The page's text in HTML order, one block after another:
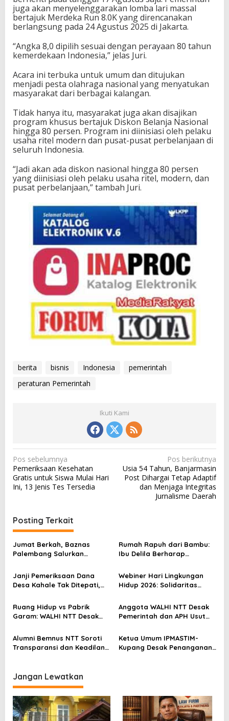
juga akan menyelenggarakan lomba lari massal
bertajuk Merdeka Run 8.0K yang direncanakan
berlangsung pada 24 Agustus 2025 di Jakarta.
“Angka 8,0 dipilih sesuai dengan perayaan 80 tahun
kemerdekaan Indonesia,” jelas Juri.
Acara ini terbuka untuk umum dan ditujukan
menjadi pesta olahraga nasional yang menyatukan
masyarakat dari berbagai kalangan.
Tidak hanya itu, masyarakat juga akan disajikan
program khusus bertajuk Diskon Belanja Nasional
hingga 80 persen. Program ini diinisiasi oleh pelaku
usaha ritel modern dan pusat-pusat perbelanjaan di
seluruh Indonesia.
“Jadi akan ada diskon nasional hingga 80 persen
yang diinisiasi oleh pelaku usaha ritel, modern, dan
pusat perbelanjaan,” tambah Juri.
berita bisnis Indonesia
pemerintah
peraturan Pemerintah
Ikuti Kami
N
a
v
g
a
s
i
p
o
s
Pos sebelumnya
Pemeriksaan Kesehatan
Gratis untuk Siswa Mulai Hari
Ini, 13 Jenis Tes Tersedia
Pos berikutnya
Usia 54 Tahun, Banjarmasin
Post Dihargai Tetap Adaptif
dan Menjaga Integritas
Jurnalisme Daerah
Posting Terkait
Jumat Berkah, Baznas
Palembang Salurkan
Kertapati
Rumah Rapuh dari Bambu:
Ibu Delila Berharap
Dinas Sosial
Janji Pemeriksaan Dana
Desa Kahale Tak Ditepati,
Keseriusan Kejati NTT
Webiner Hari Lingkungan
Hidup 2026: Solidaritas
Soroti Dampak Krisis Iklim
dan Ruang hidup di NTT
Ruang Hidup vs Pabrik
Garam: WALHI NTT Desak
Ndao Berubah Permanen
Anggota WALHI NTT Desak
Pemerintah dan APH Usut
Kayu Sonokeling Ilegal di
TTU
Alumni Bemnus NTT Soroti
Transparansi dan Keadilan
Unkriswina Sumba
Ketua Umum IPMASTIM-
Kupang Desak Penanganan
Jangan Lewatkan